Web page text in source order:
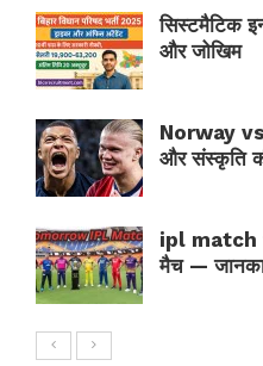
सिस्टमैटिक
और जोखिम
Norway vs
और संस्कृति
ipl match
मैच —